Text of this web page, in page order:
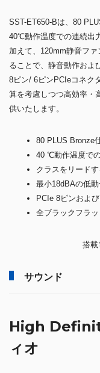
SST-ET650-Bは、80
40℃動作温度での連続出
加えて、120mm静音フ
ることで、静音動作およ
8ピン/ 6ピンPCIeコネク
算を考慮しつつ高効率・
供いたします。
80 PLUS Bronze
40 ℃動作温度で
クラスをリード
最小18dBAの低
PCIe 8ピンおよ
全ブラックフラ
搭
サウンド
High
ィオ